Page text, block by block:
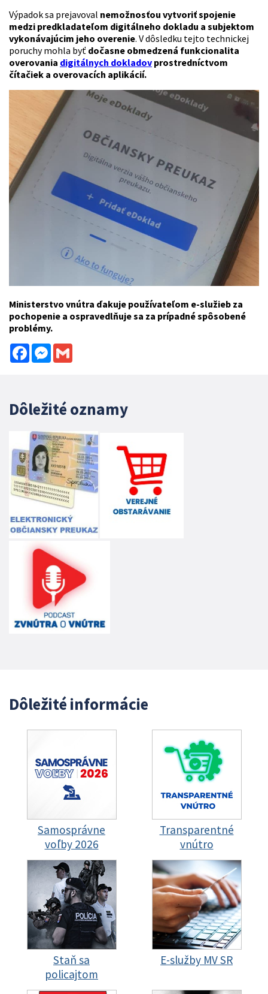
Výpadok sa prejavoval nemožnosťou vytvoriť spojenie
medzi predkladateľom digitálneho dokladu a subjektom
vykonávajúcim jeho overenie. V dôsledku tejto technickej
poruchy mohla byť dočasne obmedzená funkcionalita
overovania digitálnych dokladov prostredníctvom
čítačiek a overovacích aplikácií.
Ministerstvo vnútra ďakuje používateľom e-služieb za
pochopenie a ospravedlňuje sa za prípadné spôsobené
problémy.
FacebookMessenger
Dôležité oznamy
Dôležité informácie
Samosprávne
voľby 2026
Transparentné
vnútro
Staň sa
policajtom
E-služby MV SR